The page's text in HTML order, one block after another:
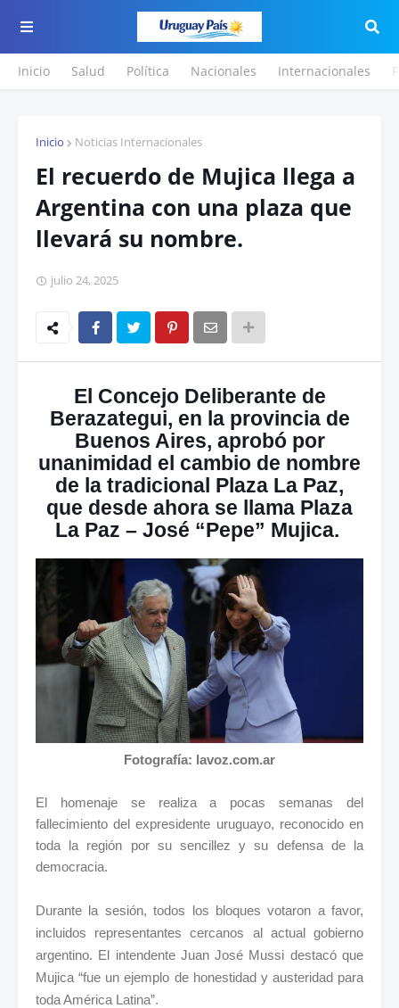
Inicio Salud Política Nacionales Internacionales
Inicio Noticias Internacionales
El recuerdo de Mujica llega a
Argentina con una plaza que
llevará su nombre.
julio 24, 2025
El Concejo Deliberante de
Berazategui, en la provincia de
Buenos Aires, aprobó por
unanimidad el cambio de nombre
de la tradicional Plaza La Paz,
que desde ahora se llama Plaza
La Paz – José “Pepe” Mujica.
Fotografía: lavoz.com.ar
El homenaje se realiza a pocas semanas del
fallecimiento del expresidente uruguayo, reconocido en
toda la región por su sencillez y su defensa de la
democracia.
Durante la sesión, todos los bloques votaron a favor,
incluidos representantes cercanos al actual gobierno
argentino. El intendente Juan José Mussi destacó que
Mujica “fue un ejemplo de honestidad y austeridad para
toda América Latina”.